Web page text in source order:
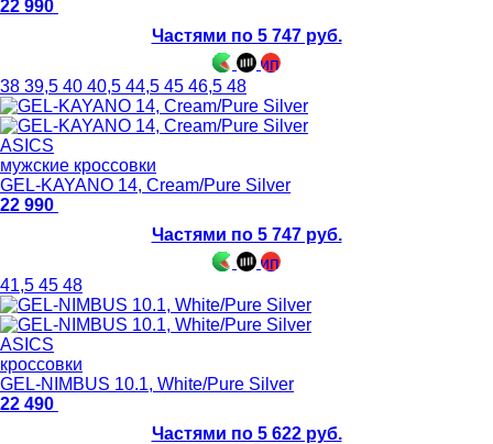
22 990
Частями по 5 747 руб.
38 39,5 40 40,5 44,5 45 46,5 48
ASICS
мужские кроссовки
GEL-KAYANO 14, Cream/Pure Silver
22 990
Частями по 5 747 руб.
41,5 45 48
ASICS
кроссовки
GEL-NIMBUS 10.1, White/Pure Silver
22 490
Частями по 5 622 руб.